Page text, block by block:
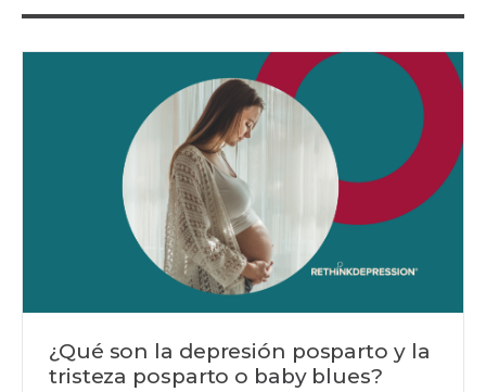
¿Qué son la depresión posparto y la
tristeza posparto o baby blues?